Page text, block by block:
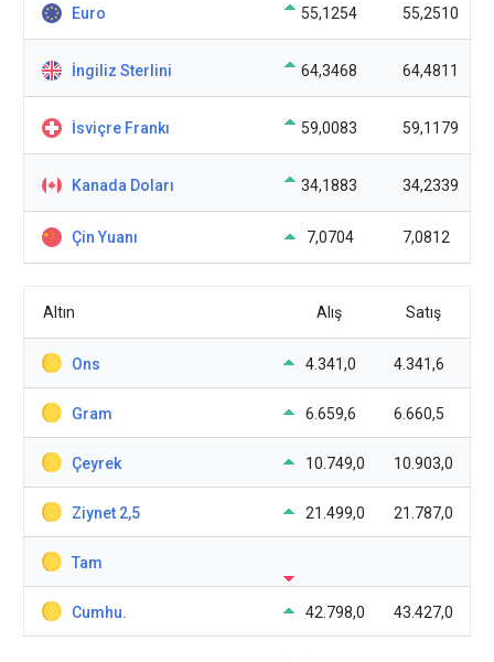
Euro 55,1254 55,2510
İngiliz Sterlini 64,3468 64,4811
İsviçre Frankı 59,0083 59,1179
Kanada Doları 34,1883 34,2339
Çin Yuanı 7,0704 7,0812
Altın Alış Satış
Ons 4.341,0 4.341,6
Gram 6.659,6 6.660,5
Çeyrek 10.749,0 10.903,0
Ziynet 2,5 21.499,0 21.787,0
Tam
Cumhu. 42.798,0 43.427,0